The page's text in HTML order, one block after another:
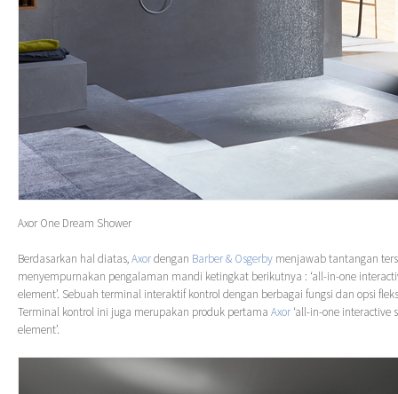
Axor One Dream Shower
Berdasarkan hal diatas,Axordengan Barber & Osgerby menjawab tantangan
menyempurnakan pengalaman mandi ketingkat berikutnya : ‘all-in-one
element’. Sebuah terminal interaktif kontrol dengan berbagai fungsi dan opsi
Terminal kontrol ini juga merupakan produk pertama Axor ‘all-in-one interactive
element’.